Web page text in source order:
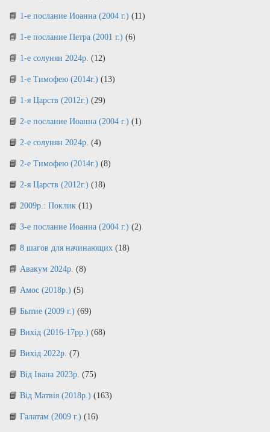
1-е послание Иоанна (2004 г.) (11)
1-е послание Петра (2001 г.) (6)
1-е солунян 2024р. (12)
1-е Тимофею (2014г.) (13)
1-я Царств (2012г.) (29)
2-е послание Иоанна (2004 г.) (1)
2-е солунян 2024р. (4)
2-е Тимофею (2014г.) (8)
2-я Царств (2012г.) (18)
2009р.: Поклик (11)
3-е послание Иоанна (2004 г.) (2)
8 шагов для начинающих (18)
Авакум 2024р. (8)
Амос (2018р.) (5)
Бытие (2009 г.) (69)
Вихід (2016-17рр.) (68)
Вихід 2022р. (7)
Від Івана 2023р. (75)
Від Матвія (2018р.) (163)
Галатам (2009 г.) (16)